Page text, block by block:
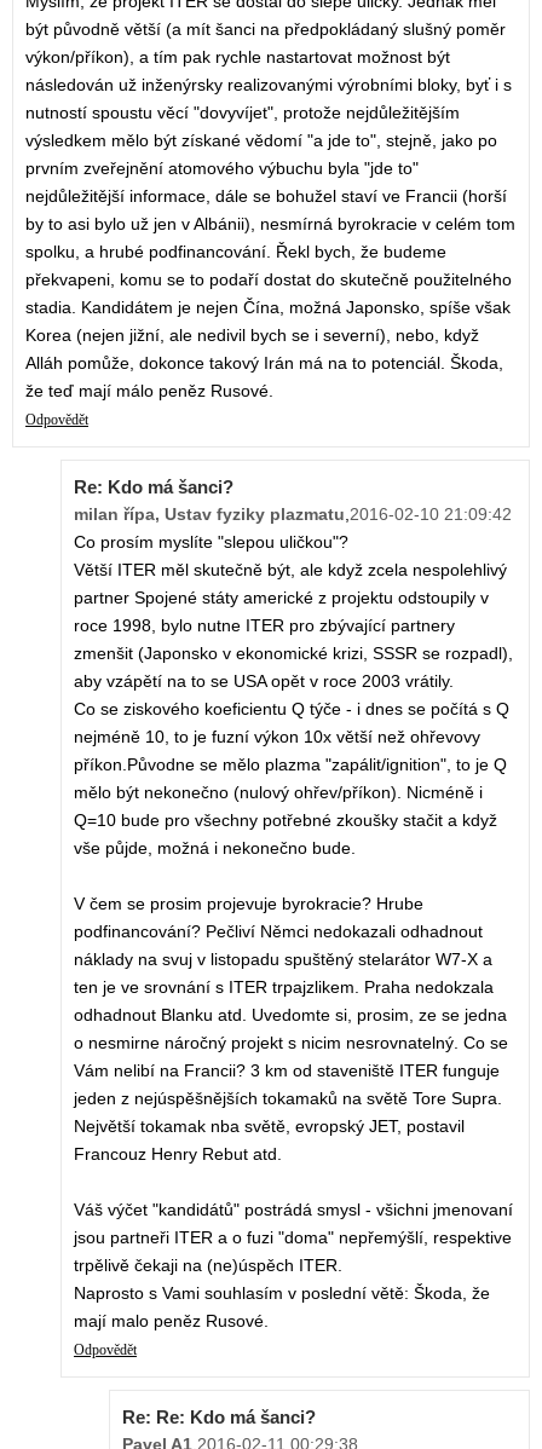
být původně větší (a mít šanci na předpokládaný slušný poměr
výkon/příkon), a tím pak rychle nastartovat možnost být
následován už inženýrsky realizovanými výrobními bloky, byť i s
nutností spoustu věcí "dovyvíjet", protože nejdůležitějším
výsledkem mělo být získané vědomí "a jde to", stejně, jako po
prvním zveřejnění atomového výbuchu byla "jde to"
nejdůležitější informace, dále se bohužel staví ve Francii (horší
by to asi bylo už jen v Albánii), nesmírná byrokracie v celém tom
spolku, a hrubé podfinancování. Řekl bych, že budeme
překvapeni, komu se to podaří dostat do skutečně použitelného
stadia. Kandidátem je nejen Čína, možná Japonsko, spíše však
Korea (nejen jižní, ale nedivil bych se i severní), nebo, když
Alláh pomůže, dokonce takový Irán má na to potenciál. Škoda,
že teď mají málo peněz Rusové.
Odpovědět
Re: Kdo má šanci?
milan řípa, Ustav fyziky plazmatu,2016-02-10 21:09:42
Co prosím myslíte "slepou uličkou"?
Větší ITER měl skutečně být, ale když zcela nespolehlivý
partner Spojené státy americké z projektu odstoupily v
roce 1998, bylo nutne ITER pro zbývající partnery
zmenšit (Japonsko v ekonomické krizi, SSSR se rozpadl),
aby vzápětí na to se USA opět v roce 2003 vrátily.
Co se ziskového koeficientu Q týče - i dnes se počítá s Q
nejméně 10, to je fuzní výkon 10x větší než ohřevovy
příkon.Původne se mělo plazma "zapálit/ignition", to je Q
mělo být nekonečno (nulový ohřev/příkon). Nicméně i
Q=10 bude pro všechny potřebné zkoušky stačit a když
vše půjde, možná i nekonečno bude.
V čem se prosim projevuje byrokracie? Hrube
podfinancování? Pečliví Němci nedokazali odhadnout
náklady na svuj v listopadu spuštěný stelarátor W7-X a
ten je ve srovnání s ITER trpajzlikem. Praha nedokzala
odhadnout Blanku atd. Uvedomte si, prosim, ze se jedna
o nesmirne náročný projekt s nicim nesrovnatelný. Co se
Vám nelibí na Francii? 3 km od staveniště ITER funguje
jeden z nejúspěšnějších tokamaků na světě Tore Supra.
Největší tokamak nba světě, evropský JET, postavil
Francouz Henry Rebut atd.
Váš výčet "kandidátů" postrádá smysl - všichni jmenovaní
jsou partneři ITER a o fuzi "doma" nepřemýšlí, respektive
trpělivě čekaji na (ne)úspěch ITER.
Naprosto s Vami souhlasím v poslední větě: Škoda, že
mají malo peněz Rusové.
Odpovědět
Re: Re: Kdo má šanci?
Pavel A1,2016-02-11 00:29:38